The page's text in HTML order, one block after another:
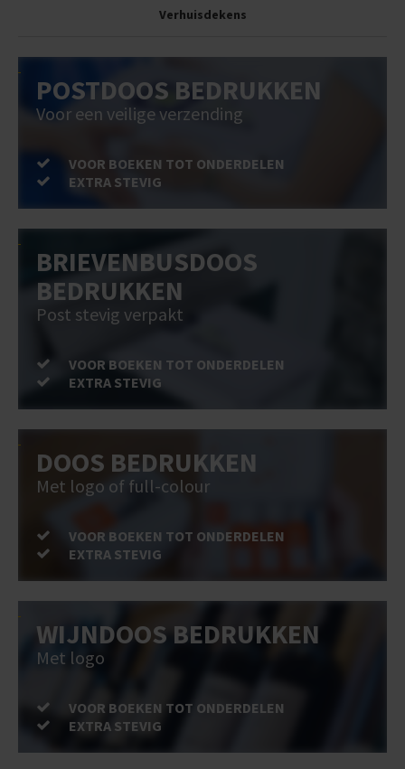
Verhuisdekens
POSTDOOS BEDRUKKEN
Voor een veilige verzending
VOOR BOEKEN TOT ONDERDELEN
EXTRA STEVIG
BRIEVENBUSDOOS
BEDRUKKEN
Post stevig verpakt
VOOR BOEKEN TOT ONDERDELEN
EXTRA STEVIG
DOOS BEDRUKKEN
Met logo of full-colour
VOOR BOEKEN TOT ONDERDELEN
EXTRA STEVIG
WIJNDOOS BEDRUKKEN
Met logo
VOOR BOEKEN TOT ONDERDELEN
EXTRA STEVIG